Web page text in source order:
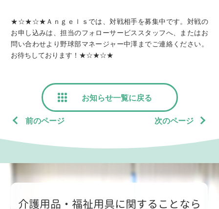
★☆★☆★Ａｎｇｅｌｓでは、対戦相手を募集中です。対戦の
お申し込みは、担当のフォローサービススタッフへ、またはお
問い合わせより野球部マネージャー中澤までご連絡ください。
お待ちしております！★☆★☆★
前のページ
お知らせ一覧に戻る
次のページ
介護用品・福祉用具に関することなら